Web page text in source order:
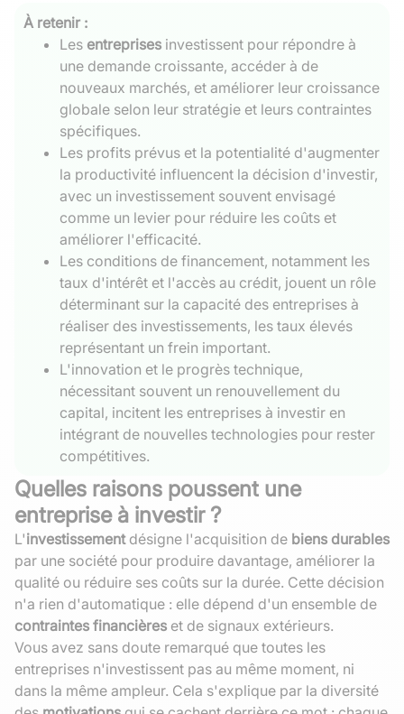
À retenir :
Les entreprises investissent pour répondre à
une demande croissante, accéder à de
nouveaux marchés, et améliorer leur croissance
globale selon leur stratégie et leurs contraintes
spécifiques.
Les profits prévus et la potentialité d'augmenter
la productivité influencent la décision d'investir,
avec un investissement souvent envisagé
comme un levier pour réduire les coûts et
améliorer l'efficacité.
Les conditions de financement, notamment les
taux d'intérêt et l'accès au crédit, jouent un rôle
déterminant sur la capacité des entreprises à
réaliser des investissements, les taux élevés
représentant un frein important.
L'innovation et le progrès technique,
nécessitant souvent un renouvellement du
capital, incitent les entreprises à investir en
intégrant de nouvelles technologies pour rester
compétitives.
Quelles raisons poussent une
entreprise à investir ?
L'investissementdésigne l'acquisition de biens durables
par une société pour produire davantage, améliorer la
qualité ou réduire ses coûts sur la durée. Cette décision
n'a rien d'automatique : elle dépend d'un ensemble de
contraintes financières et de signaux extérieurs.
Vous avez sans doute remarqué que toutes les
entreprises n'investissent pas au même moment, ni
dans la même ampleur. Cela s'explique par la diversité